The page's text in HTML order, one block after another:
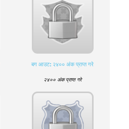
बग आउट: २४०० अंक प्राप्त गरे
२४०० अंक प्राप्त गरे